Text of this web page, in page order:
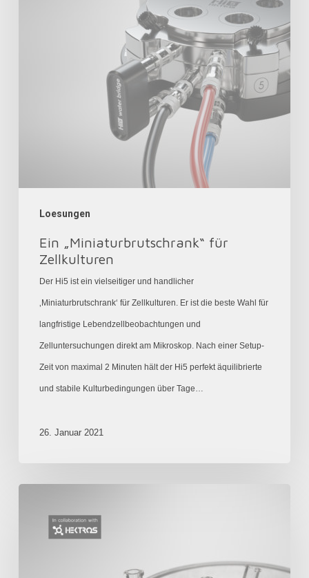
Loesungen
Ein „Miniaturbrutschrank“ für
Zellkulturen
Der Hi5 ist ein vielseitiger und handlicher
‚Miniaturbrutschrank‘ für Zellkulturen. Er ist die beste Wahl für
langfristige Lebendzellbeobachtungen und
Zelluntersuchungen direkt am Mikroskop. Nach einer Setup-
Zeit von maximal 2 Minuten hält der Hi5 perfekt äquilibrierte
und stabile Kulturbedingungen über Tage…
26. Januar 2021